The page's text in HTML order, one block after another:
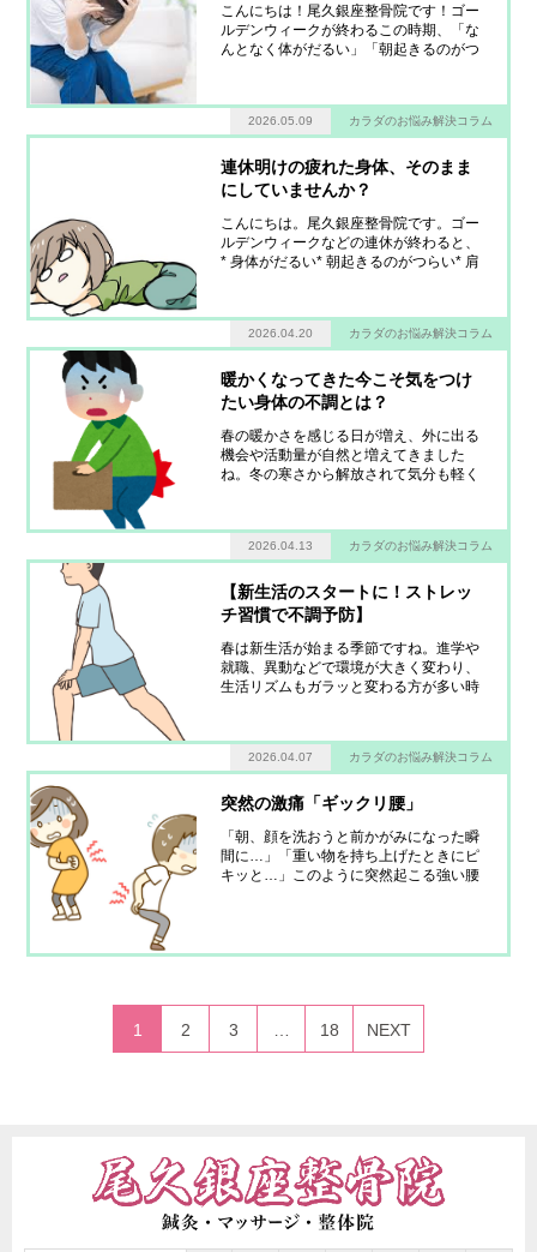
こんにちは！尾久銀座整骨院です！ゴー
ルデンウィークが終わるこの時期、「な
んとなく体がだるい」「朝起きるのがつ
のが“五月病”です。今回は、五月病によ
る身体の不調と、その対策についてお話
生活や環
2026.05.09 カラダのお悩み解決コラム
連休明けの疲れた身体、そのまま
にしていませんか？
こんにちは。尾久銀座整骨院です。ゴー
ルデンウィークなどの連休が終わると、
* 身体がだるい* 朝起きるのがつらい* 肩
えてきます。「休んだはずなのに、なぜ
か疲れている…」そんな状態になってい
2026.04.20 カラダのお悩み解決コラム
暖かくなってきた今こそ気をつけ
たい身体の不調とは？
春の暖かさを感じる日が増え、外に出る
機会や活動量が自然と増えてきました
ね。冬の寒さから解放されて気分も軽く
す。今回は、暖かくなってきた今だから
こそ気をつけたいポイントと、その対策
が増えるの
2026.04.13 カラダのお悩み解決コラム
【新生活のスタートに！ストレッ
チ習慣で不調予防】
春は新生活が始まる季節ですね。進学や
就職、異動などで環境が大きく変わり、
生活リズムもガラッと変わる方が多い時
す。通勤時間の増加や慣れないデスクワ
ーク、長時間同じ姿勢で過ごすことによ
し、肩こりや腰
2026.04.07 カラダのお悩み解決コラム
突然の激痛「ギックリ腰」
「朝、顔を洗おうと前かがみになった瞬
間に…」「重い物を持ち上げたときにピ
キッと…」このように突然起こる強い腰
は「急性腰痛症」と呼ばれます。主な原
1 2 3 … 18 NEXT